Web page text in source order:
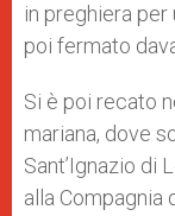
in preghiera
poi fermato
Si è poi recato
mariana, dove
Sant’Ignazio di
alla Compagnia